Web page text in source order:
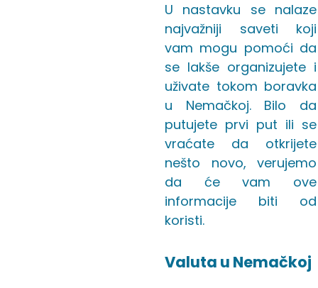
U nastavku se nalaze
najvažniji saveti koji
vam mogu pomoći da
se lakše organizujete i
uživate tokom boravka
u Nemačkoj. Bilo da
putujete prvi put ili se
vraćate da otkrijete
nešto novo, verujemo
da će vam ove
informacije biti od
koristi.
Valuta u Nemačkoj